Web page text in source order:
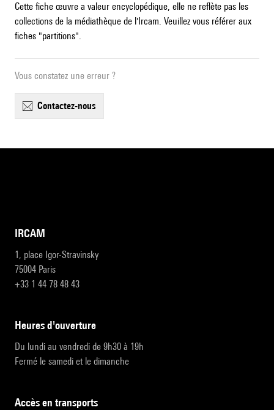
Cette fiche œuvre a valeur encyclopédique, elle ne reflète pas les
collections de la médiathèque de l'Ircam. Veuillez vous référer aux
fiches "partitions".
Vous constatez une erreur ?
contactez-nous
IRCAM
1, place Igor-Stravinsky
75004 Paris
+33 1 44 78 48 43
heures d'ouverture
Du lundi au vendredi de 9h30 à 19h
Fermé le samedi et le dimanche
accès en transports